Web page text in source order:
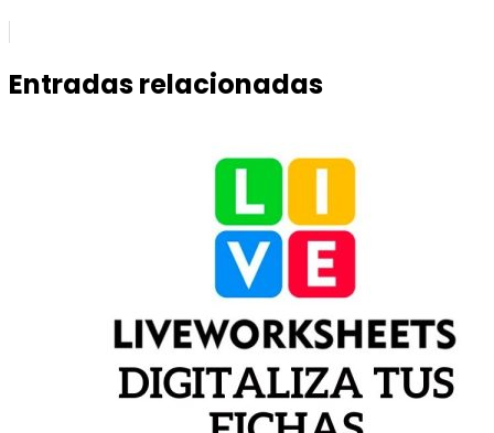
Entradas relacionadas